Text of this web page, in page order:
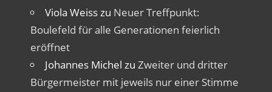
Viola Weisszu Neuer Treffpunkt:
Boulefeld für alle Generationen feierlich
eröffnet
Johannes Michel zu Zweiter und dritter
Bürgermeister mit jeweils nur einer Stimme